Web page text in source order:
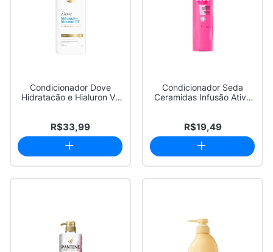
Condicionador Dove
Hidratacão e Hialuron Vit
R$33,99
Condicionador Seda
Ceramidas Infusão Ativa
R$19,49